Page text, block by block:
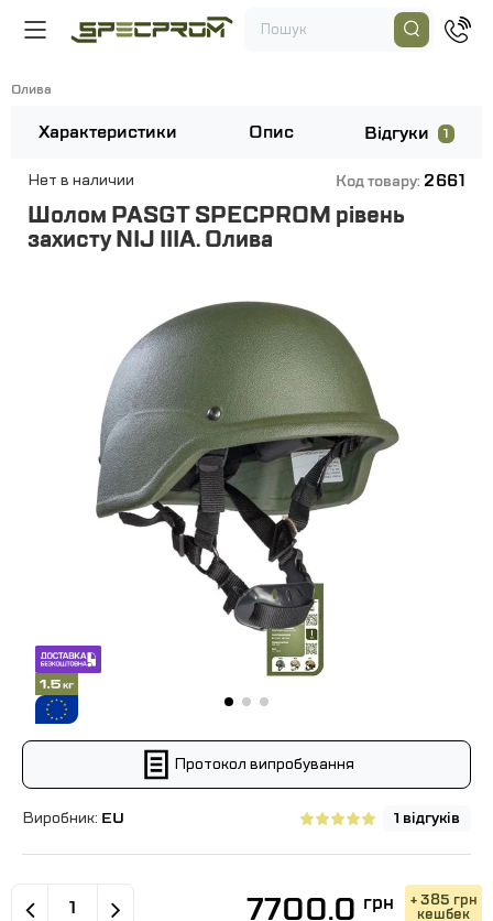
Олива
Характеристики Опис Відгуки 1
Нет в наличии Код товару: 2661
Шолом PASGT SPECPROM рівень
захисту NIJ IIIA. Олива
Протокол випробування
1 відгуків
Виробник: EU
7700.0 грн + 385 грн
кешбек